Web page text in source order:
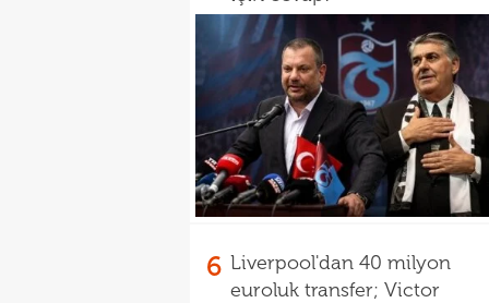
6 Liverpool'dan 40 milyon
euroluk transfer; Victor